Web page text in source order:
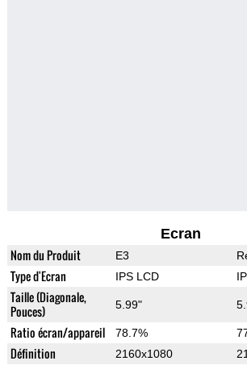
Ecran
Nom du Produit E3
Type d'Ecran IPS LCD
Taille (Diagonale,
Pouces)
5.99"
Ratio écran/appareil 78.7%
Définition 2160x1080